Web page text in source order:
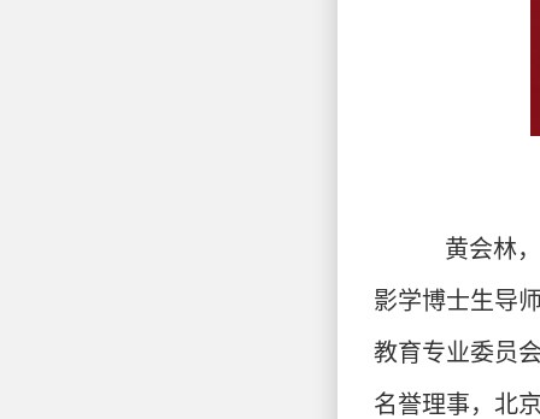
黄会林
影学博士生导
教育专业委员
名誉理事，北